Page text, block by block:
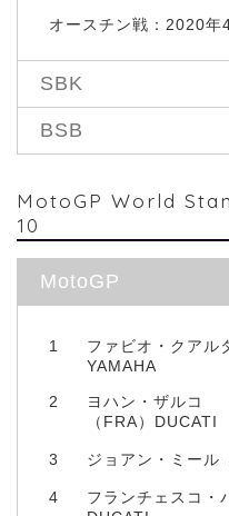
オースチン戦：2020
SBK
BSB
MotoGP World
10
MotoGP
1
ファビオ・クアル
YAMAHA
2
ヨハン・ザルコ
（FRA）DUCATI
3 ジョアン・ミール
4
フランチェスコ・